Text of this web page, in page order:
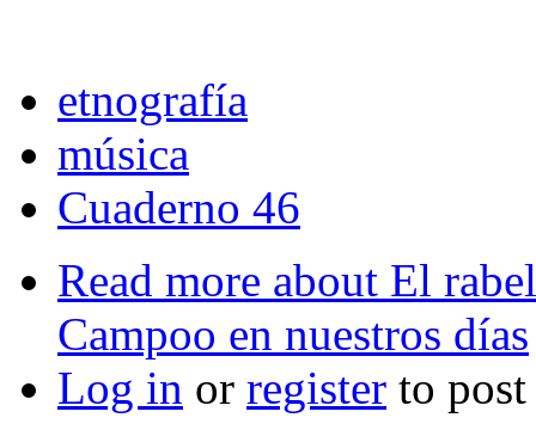
etnografía
música
Cuaderno 46
Read more about El
Campoo en nuestros días
Log in or register to